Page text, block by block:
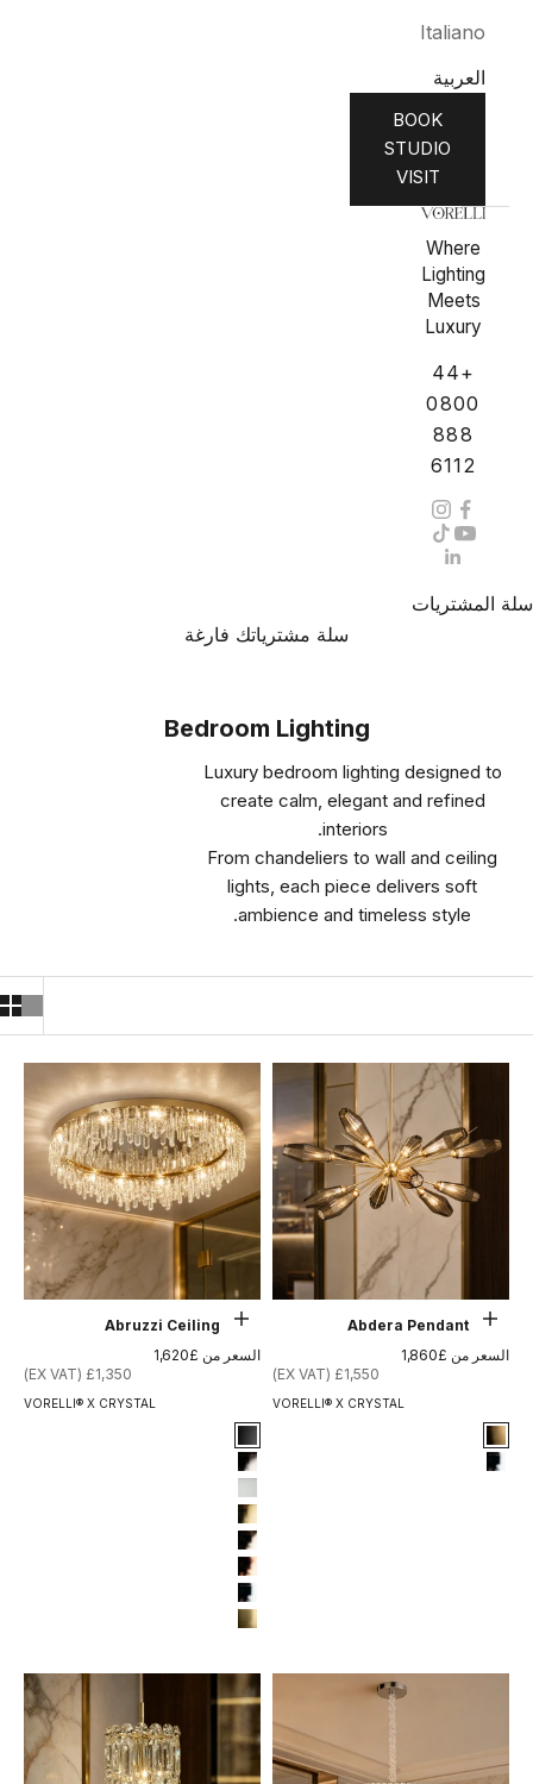
Italiano
العربية
BOOK
STUDIO
VISIT
Where
Lighting
Meets
Luxury
+44
0800
888
6112
سلة المشتريات
سلة مشترياتك فارغة
Bedroom Lighting
Luxury bedroom lighting designed to
create calm, elegant and refined
interiors.
From chandeliers to wall and ceiling
lights, each piece delivers soft
ambience and timeless style.
حدِّد الخيارات
VORELLI® X CRYSTAL
Abdera Pendant Light
السعر بعد الخصم
السعر من £1,860
£1,550 (EX VAT)
Signature Finish
8-brushed-brass
12-chrome
حدِّد الخيارات
VORELLI® X CRYSTAL
Abruzzi Ceiling Light
السعر بعد الخصم
السعر من £1,620
£1,350 (EX VAT)
1-matt-black
2-titanium-black
3-matt-white
4-titanium-gold
6-light-gold
7-rose-gold
12-chrome
13-brushed-titanium-gold